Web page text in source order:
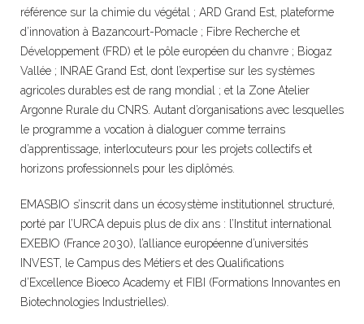
référence sur la chimie du végétal ; ARD Grand Est, plateforme
d’innovation à Bazancourt-Pomacle ; Fibre Recherche et
Développement (FRD) et le pôle européen du chanvre ; Biogaz
Vallée ; INRAE Grand Est, dont l’expertise sur les systèmes
agricoles durables est de rang mondial ; et la Zone Atelier
Argonne Rurale du CNRS. Autant d’organisations avec lesquelles
le programme a vocation à dialoguer comme terrains
d’apprentissage, interlocuteurs pour les projets collectifs et
horizons professionnels pour les diplômés.
EMASBIO s’inscrit dans un écosystème institutionnel structuré,
porté par l’URCA depuis plus de dix ans : l’Institut international
EXEBIO (France 2030), l’alliance européenne d’universités
INVEST, le Campus des Métiers et des Qualifications
d’Excellence Bioeco Academy et FIBI (Formations Innovantes en
Biotechnologies Industrielles).